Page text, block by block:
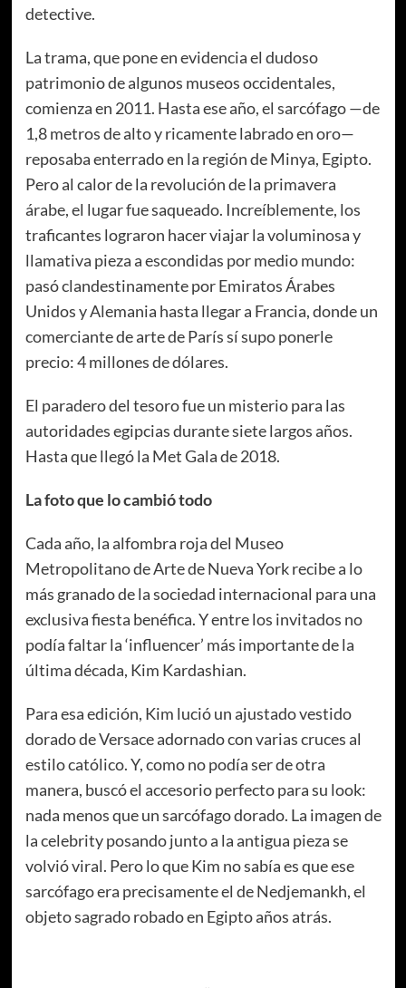
detective.
La trama, que pone en evidencia el dudoso
patrimonio de algunos museos occidentales,
comienza en 2011. Hasta ese año, el sarcófago —de
1,8 metros de alto y ricamente labrado en oro—
reposaba enterrado en la región de Minya, Egipto.
Pero al calor de la revolución de la primavera
árabe, el lugar fue saqueado. Increíblemente, los
traficantes lograron hacer viajar la voluminosa y
llamativa pieza a escondidas por medio mundo:
pasó clandestinamente por Emiratos Árabes
Unidos y Alemania hasta llegar a Francia, donde un
comerciante de arte de París sí supo ponerle
precio: 4 millones de dólares.
El paradero del tesoro fue un misterio para las
autoridades egipcias durante siete largos años.
Hasta que llegó la Met Gala de 2018.
La foto que lo cambió todo
Cada año, la alfombra roja del Museo
Metropolitano de Arte de Nueva York recibe a lo
más granado de la sociedad internacional para una
exclusiva fiesta benéfica. Y entre los invitados no
podía faltar la ‘influencer’ más importante de la
última década, Kim Kardashian.
Para esa edición, Kim lució un ajustado vestido
dorado de Versace adornado con varias cruces al
estilo católico. Y, como no podía ser de otra
manera, buscó el accesorio perfecto para su look:
nada menos que un sarcófago dorado. La imagen de
la celebrity posando junto a la antigua pieza se
volvió viral. Pero lo que Kim no sabía es que ese
sarcófago era precisamente el de Nedjemankh, el
objeto sagrado robado en Egipto años atrás.